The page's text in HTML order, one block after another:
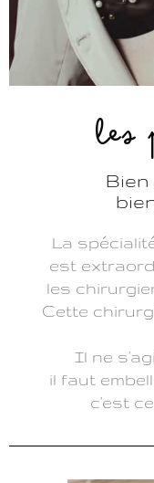
Le
décolleté
que le
monde
nous
envie
+
les
Bien
La
est
les
Cette
Il ne
il faut
c'est